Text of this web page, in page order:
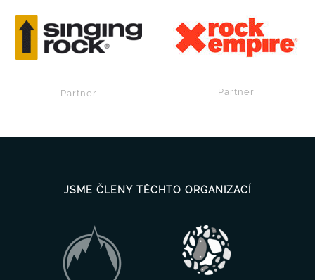
Partner Partner
JSME ČLENY TĚCHTO ORGANIZACÍ